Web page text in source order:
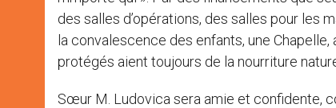
des salles d’opérations, des salles pour les
la convalescence des enfants, une
protégés aient toujours de la nourriture
Sœur M. Ludovica sera amie et confidente,